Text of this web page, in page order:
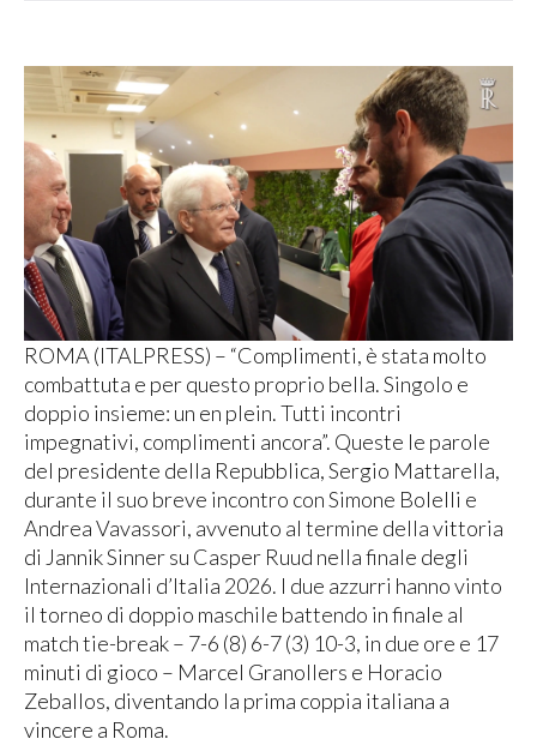
ROMA (ITALPRESS) – “Complimenti, è stata molto
combattuta e per questo proprio bella. Singolo e
doppio insieme: un en plein. Tutti incontri
impegnativi, complimenti ancora”. Queste le parole
del presidente della Repubblica, Sergio Mattarella,
durante il suo breve incontro con Simone Bolelli e
Andrea Vavassori, avvenuto al termine della vittoria
di Jannik Sinner su Casper Ruud nella finale degli
Internazionali d’Italia 2026. I due azzurri hanno vinto
il torneo di doppio maschile battendo in finale al
match tie-break – 7-6 (8) 6-7 (3) 10-3, in due ore e 17
minuti di gioco – Marcel Granollers e Horacio
Zeballos, diventando la prima coppia italiana a
vincere a Roma.